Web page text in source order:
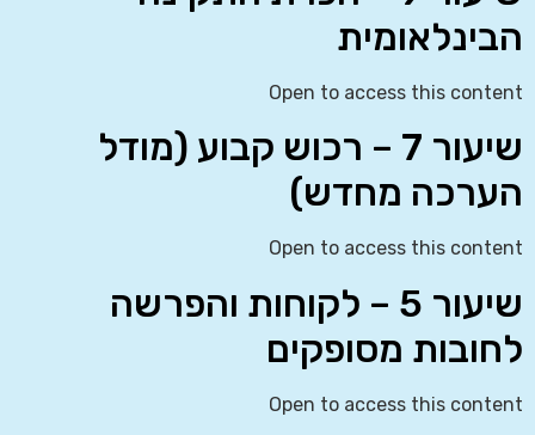
הבינלאומית
Open to access this content
שיעור 7 – רכוש קבוע (מודל
הערכה מחדש)
Open to access this content
שיעור 5 – לקוחות והפרשה
לחובות מסופקים
Open to access this content